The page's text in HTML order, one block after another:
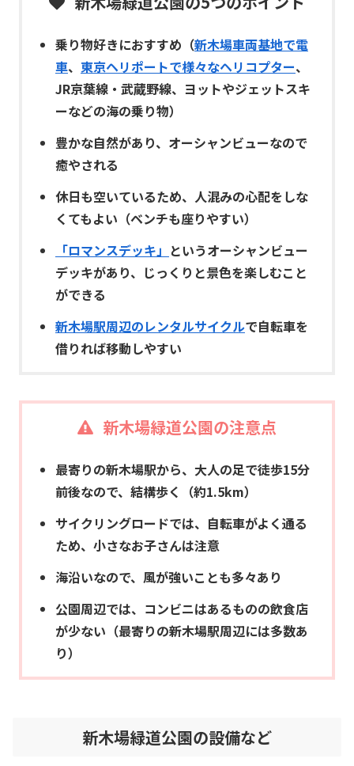
乗り物好きにおすすめ（新木場車両基地で電
車、 東京ヘリポートで様々なヘリコプター、
JR京葉線・武蔵野線、ヨットやジェットスキ
ーなどの海の乗り物）
豊かな自然があり、オーシャンビューなので
癒やされる
休日も空いているため、人混みの心配をしな
くてもよい（ベンチも座りやすい）
「ロマンスデッキ」 というオーシャンビュー
デッキがあり、じっくりと景色を楽しむこと
ができる
新木場駅周辺のレンタルサイクルで自転車を
借りれば移動しやすい
新木場緑道公園の注意点
最寄りの新木場駅から、大人の足で徒歩15分
前後なので、結構歩く（約1.5km）
サイクリングロードでは、自転車がよく通る
ため、小さなお子さんは注意
海沿いなので、風が強いことも多々あり
公園周辺では、コンビニはあるものの飲食店
が少ない（最寄りの新木場駅周辺には多数あ
り）
新木場緑道公園の設備など